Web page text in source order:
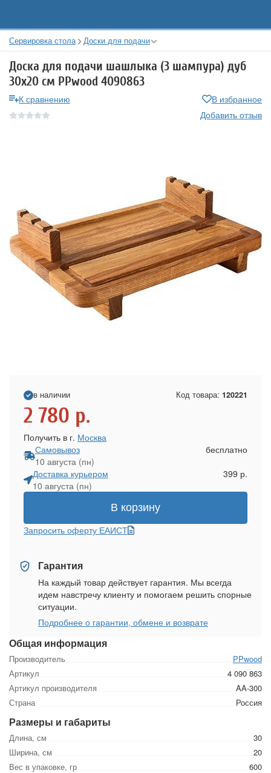
Сервировка стола Доски для подачи
Доска для подачи шашлыка (3 шампура) дуб
30х20 см PPwood 4090863
К сравнению
В избранное
Добавить отзыв
Общая информация
Производитель
PPwood
Артикул
4 090 863
Артикул производителя
AA-300
Страна
Россия
Размеры и габариты
Длина, см
30
Ширина, см
20
Вес в упаковке, гр
600
в наличии Код товара: 120221
2 780 р.
Получить в г. Москва
Самовывоз
10 августа (пн)
бесплатно
Доставка курьером
10 августа (пн)
399 р.
В корзину
Запросить оферту ЕАИСТ
Гарантия
На каждый товар действует гарантия. Мы всегда
идем навстречу клиенту и помогаем решить спорные
ситуации.
Подробнее о гарантии, обмене и возврате